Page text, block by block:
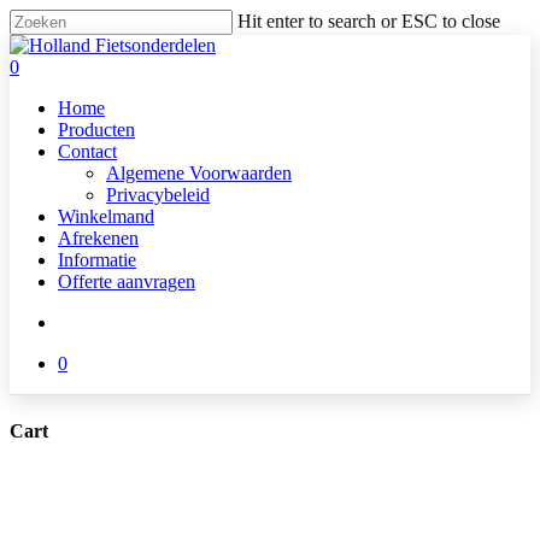
Skip
to
main
Hit enter to search or ESC to close
Close
Search
search
0
Home
Producten
Contact
Algemene Voorwaarden
Privacybeleid
Winkelmand
Afrekenen
Informatie
Offerte aanvragen
0
Cart